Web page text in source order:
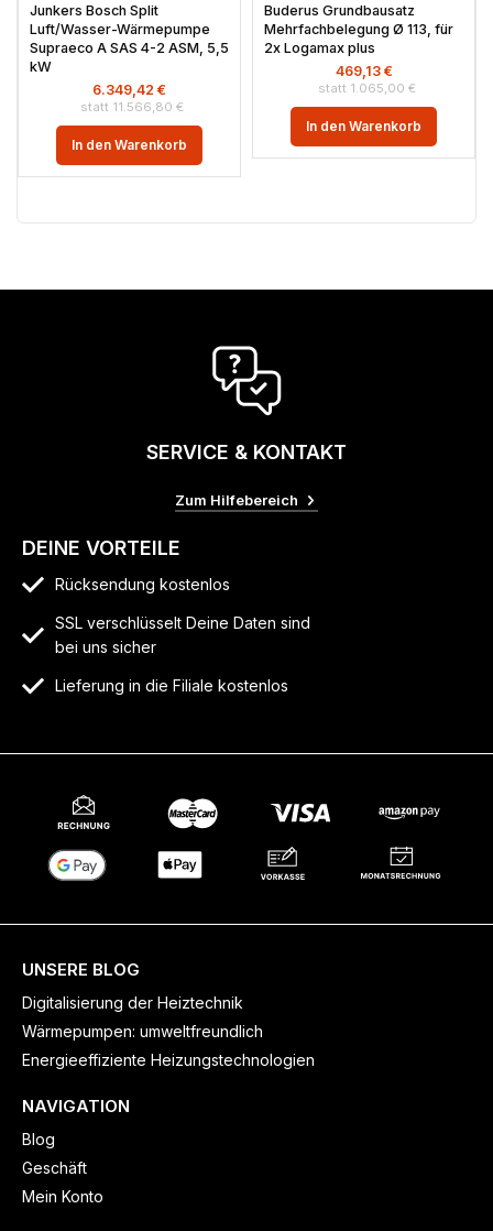
Junkers Bosch Split
Luft/Wasser-Wärmepumpe
Supraeco A SAS 4-2 ASM, 5,5
kW
11.566,80 €
6.349,42 €
In den Warenkorb
Buderus Grundbausatz
Mehrfachbelegung Ø 113, für
2x Logamax plus
1.065,00 €
469,13 €
In den Warenkorb
SERVICE & KONTAKT
Zum Hilfebereich
DEINE VORTEILE
Rücksendung kostenlos
SSL verschlüsselt Deine Daten sind
bei uns sicher
Lieferung in die Filiale kostenlos
UNSERE BLOG
Digitalisierung der Heiztechnik
Wärmepumpen: umweltfreundlich
Energieeffiziente Heizungstechnologien
NAVIGATION
Blog
Geschäft
Mein Konto